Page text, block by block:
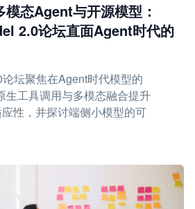
态Agent与开源模型：
2.0论坛直面Agent时代的
坛聚焦在Agent时代模型的
生工具调用与多模态融合提升
性，并探讨端侧小模型的可